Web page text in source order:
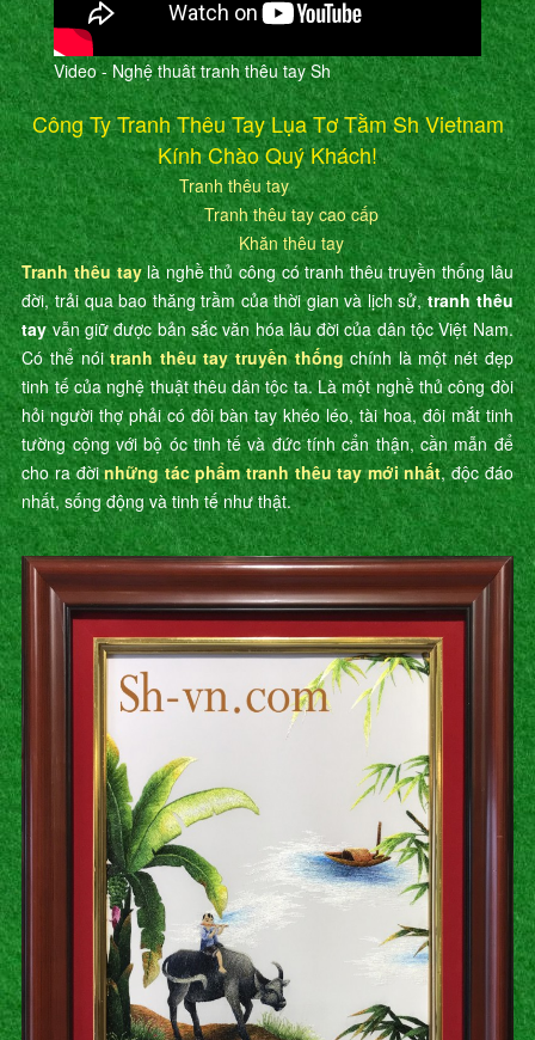
Video - Nghệ thuât tranh thêu tay Sh
Công Ty Tranh Thêu Tay Lụa Tơ Tằm Sh Vietnam
Kính Chào Quý Khách!
Tranh thêu tay
Tranh thêu tay cao cấp
Khăn thêu tay
Tranh thêu taylà nghề thủ công có tranh thêu truyền thống lâu
đời, trải qua bao thăng trầm của thời gian và lịch sử,tranh thêu
tayvẫn giữ được bản sắc văn hóa lâu đời của dân tộc Việt Nam.
Có thể nóitranh thêu tay truyền thốngchính là một nét đẹp
tinh tế của nghệ thuật thêu dân tộc ta. Là một nghề thủ công đòi
hỏi người thợ phải có đôi bàn tay khéo léo, tài hoa, đôi mắt tinh
tường cộng với bộ óc tinh tế và đức tính cẩn thận, cần mẫn để
cho ra đờinhững tác phẩm tranh thêu tay mới nhất, độc đáo
nhất, sống động và tinh tế như thật.